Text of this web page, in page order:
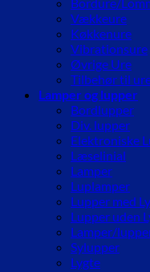
Vækkeure
Køkkenure
Vibrationsure
Øvrige Ure
Tilbehør til
Lamper og lupper
Bordlupper
Div. lupper
Elektroniske
Læselinial
Lamper
Luplamper
Lupper med
Lupper uden
Lamper/
Sylupper
Lygte